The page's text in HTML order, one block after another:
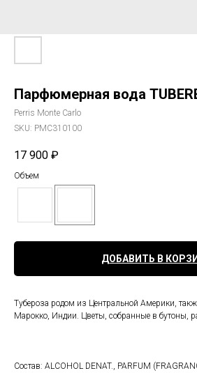
Парфюмерная вода
Perris Monte Carlo
SKU: PMC310100
17 900 ₽
Объем
ДОБАВИТЬ В
Тубероза родом из Центральной Америки,
Марокко, Индии. Цветы, собранные в бутоны,
Состав: ALCOHOL DENAT., PARFUM